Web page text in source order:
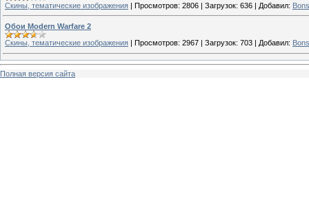
Скины, тематические изображения | Просмотров: 2806 | Загрузок: 636 | Добавил:
Обои Modern Warfare 2
Скины, тематические изображения
Просмотров: 2967 Загрузок: 703 Добавил:
Полная версия сайта